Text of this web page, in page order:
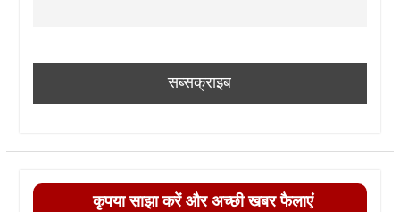
कृपया साझा करें और अच्छी खबर फैलाएं